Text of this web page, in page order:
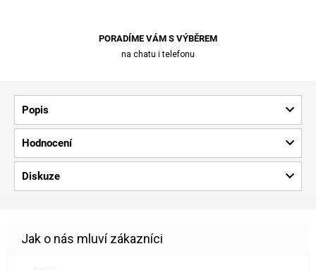
PORADÍME VÁM S VÝBĚREM
na chatu i telefonu
Popis
Hodnocení
Diskuze